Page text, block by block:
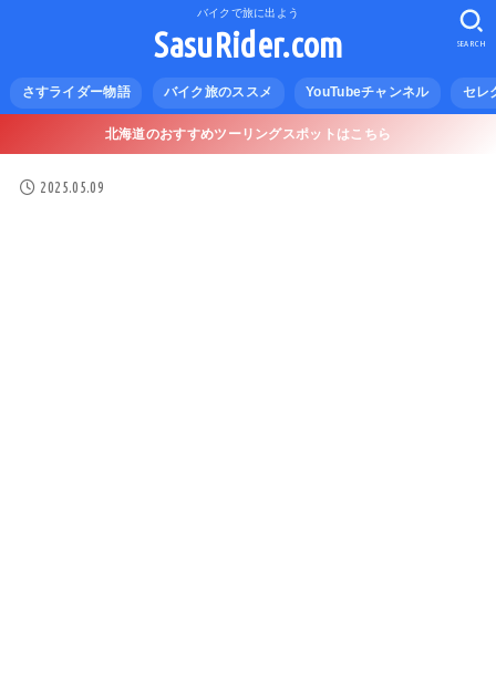
バイクで旅に出よう
SasuRider.com
さすライダー物語 バイク旅のススメ YouTubeチャンネル セレ
SEARCH
北海道のおすすめツーリングスポットはこちら
2025.05.09